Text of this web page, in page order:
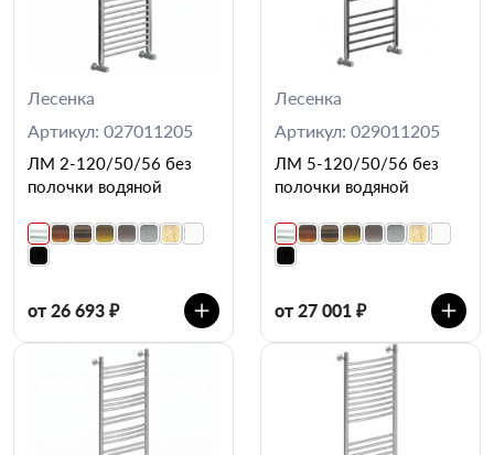
Лесенка
Артикул: 027011205
ЛМ 2-120/50/56 без
полочки водяной
от 26 693 ₽
Лесенка
Артикул: 029011205
ЛМ 5-120/50/56 без
полочки водяной
от 27 001 ₽